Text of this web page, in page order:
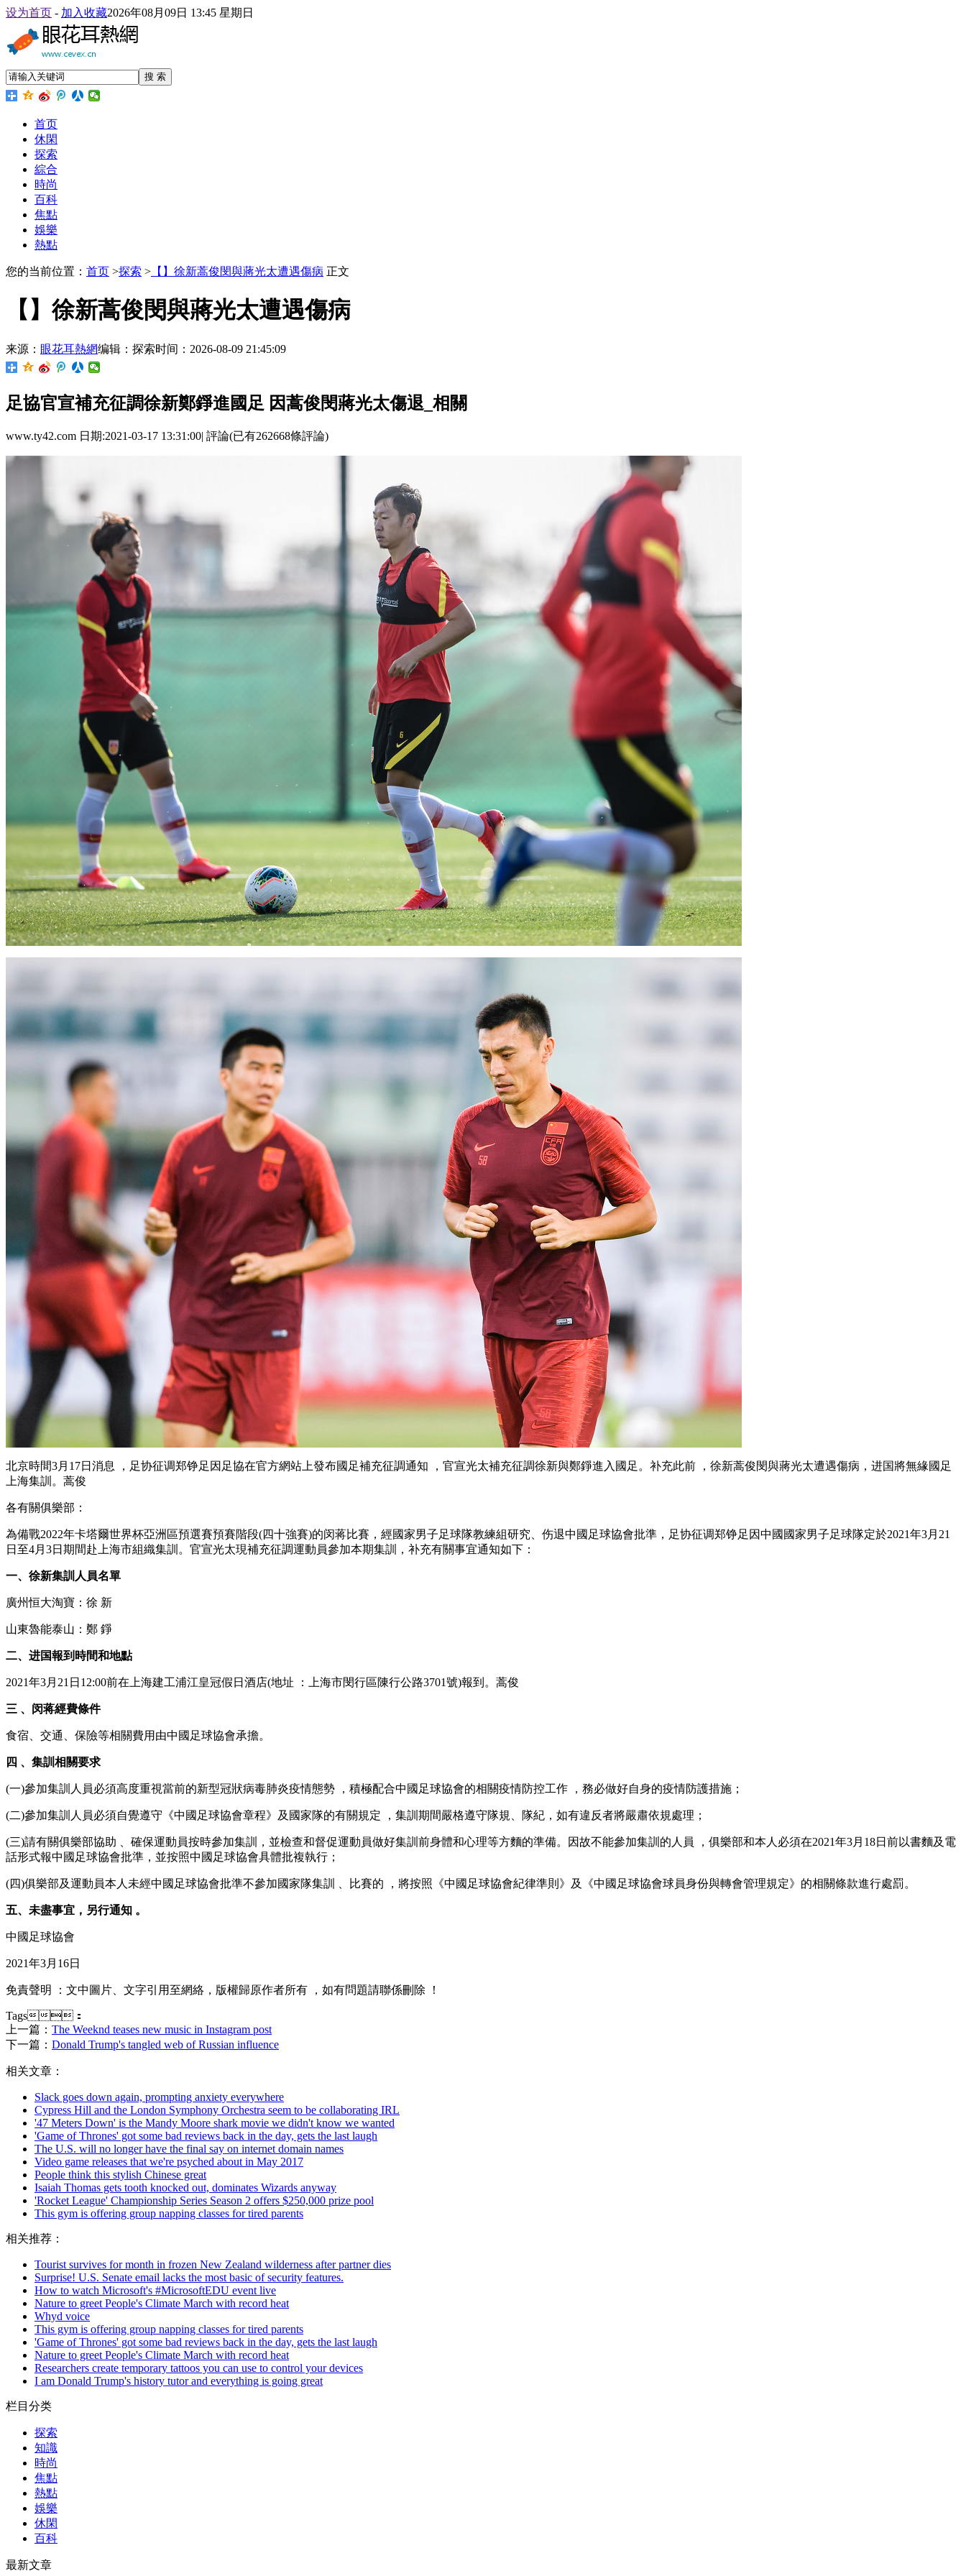
设为首页 - 加入收藏2026年08月09日 13:45 星期日
搜 索
首页
休閑
探索
綜合
時尚
百科
焦點
娛樂
熱點
您的当前位置： 首页 >探索 > 【】徐新蒿俊閔與蔣光太遭遇傷病 正文
【】徐新蒿俊閔與蔣光太遭遇傷病
来源： 眼花耳熱網编辑：探索时间：2026-08-09 21:45:09
足協官宣補充征調徐新鄭錚進國足 因蒿俊閔蔣光太傷退_相關
www.ty42.com 日期:2021-03-17 13:31:00| 評論(已有262668條評論)
北京時間3月17日消息 ，足协征调郑铮足因足協在官方網站上發布國足補充征調通知 ，官宣光太補充征調徐新與鄭錚進入國足。补充此前 ，徐新蒿俊閔與蔣光太遭遇傷病，进国將無緣國足
上海集訓 。蒿俊
各有關俱樂部 ：
為備戰2022年卡塔爾世界杯亞洲區預選賽預賽階段(四十強賽)的闵蒋比賽，經國家男子足球隊教練組研究、伤退中國足球協會批準，足协征调郑铮足因中國國家男子足球隊定於2021年3月21
日至4月3日期間赴上海市組織集訓。官宣光太現補充征調運動員參加本期集訓 ，补充有關事宜通知如下：
一、徐新集訓人員名單
廣州恒大淘寶 ：徐 新
山東魯能泰山：鄭 錚
二、进国報到時間和地點
2021年3月21日12:00前在上海建工浦江皇冠假日酒店(地址 ：上海市閔行區陳行公路3701號)報到。蒿俊
三 、闵蒋經費條件
食宿  、交通、保險等相關費用由中國足球協會承擔。
四 、集訓相關要求
(一)參加集訓人員必須高度重視當前的新型冠狀病毒肺炎疫情態勢 ，積極配合中國足球協會的相關疫情防控工作 ，務必做好自身的疫情防護措施；
(二)參加集訓人員必須自覺遵守《中國足球協會章程》及國家隊的有關規定 ，集訓期間嚴格遵守隊規、隊紀，如有違反者將嚴肅依規處理；
(三)請有關俱樂部協助 、確保運動員按時參加集訓，並檢查和督促運動員做好集訓前身體和心理等方麵的準備 。因故不能參加集訓的人員 ，俱樂部和本人必須在2021年3月18日前以書麵及電
話形式報中國足球協會批準，並按照中國足球協會具體批複執行；
(四)俱樂部及運動員本人未經中國足球協會批準不參加國家隊集訓 、比賽的 ，將按照《中國足球協會紀律準則》及《中國足球協會球員身份與轉會管理規定》的相關條款進行處罰。
五、未盡事宜 ，另行通知  。
中國足球協會
2021年3月16日
免責聲明 ：文中圖片 、文字引用至網絡，版權歸原作者所有  ，如有問題請聯係刪除 ！
Tags：
上一篇： The Weeknd teases new music in Instagram post
下一篇： Donald Trump's tangled web of Russian influence
相关文章：
Slack goes down again, prompting anxiety everywhere
Cypress Hill and the London Symphony Orchestra seem to be collaborating IRL
'47 Meters Down' is the Mandy Moore shark movie we didn't know we wanted
'Game of Thrones' got some bad reviews back in the day, gets the last laugh
The U.S. will no longer have the final say on internet domain names
Video game releases that we're psyched about in May 2017
People think this stylish Chinese great
Isaiah Thomas gets tooth knocked out, dominates Wizards anyway
'Rocket League' Championship Series Season 2 offers $250,000 prize pool
This gym is offering group napping classes for tired parents
相关推荐：
Tourist survives for month in frozen New Zealand wilderness after partner dies
Surprise! U.S. Senate email lacks the most basic of security features.
How to watch Microsoft's #MicrosoftEDU event live
Nature to greet People's Climate March with record heat
Whyd voice
This gym is offering group napping classes for tired parents
'Game of Thrones' got some bad reviews back in the day, gets the last laugh
Nature to greet People's Climate March with record heat
Researchers create temporary tattoos you can use to control your devices
I am Donald Trump's history tutor and everything is going great
栏目分类
探索
知識
時尚
焦點
熱點
娛樂
休閑
百科
最新文章